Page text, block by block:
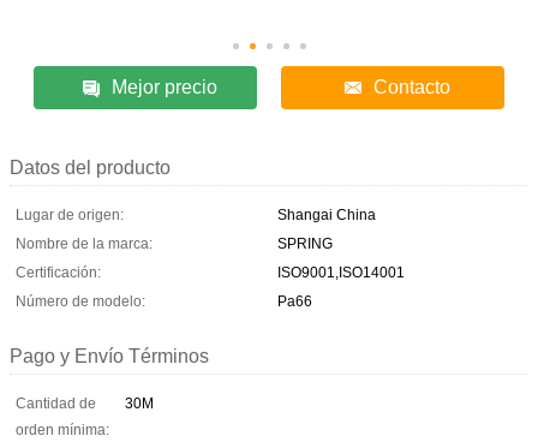
Mejor precio Contacto
Datos del producto
Lugar de origen:
Shangai China
Nombre de la marca:
SPRING
Certificación:
ISO9001,ISO14001
Número de modelo:
Pa66
Pago y Envío Términos
Cantidad de
orden mínima:
30M